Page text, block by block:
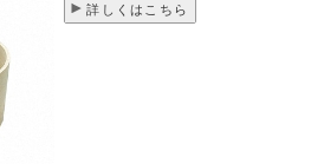
詳しくはこちら